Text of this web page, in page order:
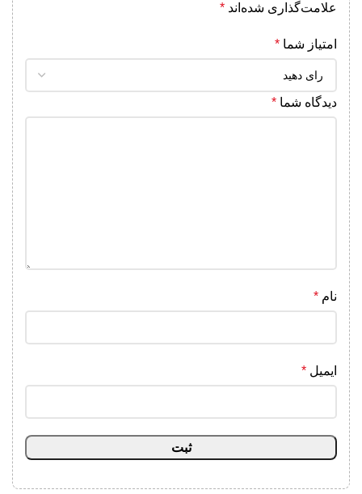
علامت‌گذاری شده‌اند *
امتیاز شما *
دیدگاه شما *
نام *
ایمیل *